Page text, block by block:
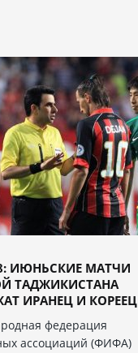
ИЮНЬСКИЕ МАТЧИ
ТАДЖИКИСТАНА
ИРАНЕЦ И КОРЕЕЦ
федерация
ассоциаций (ФИФА)